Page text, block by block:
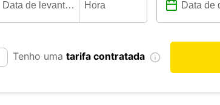
Tenho uma tarifa contratada